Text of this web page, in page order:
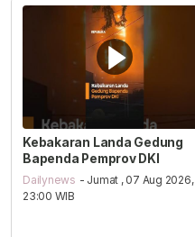
Kebakaran Landa Gedung
Bapenda Pemprov DKI
Dailynews - Jumat , 07 Aug 2026,
23:00 WIB